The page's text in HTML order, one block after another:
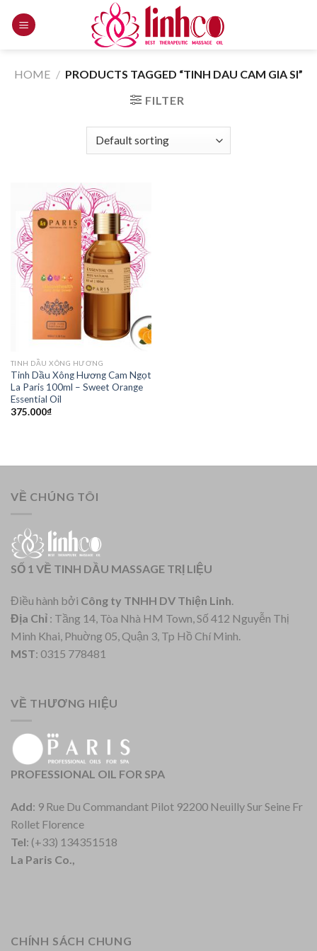
HOME / PRODUCTS TAGGED “TINH DAU CAM GIA SI”
FILTER
TINH DẦU XÔNG HƯƠNG
Tinh Dầu Xông Hương Cam Ngọt
La Paris 100ml – Sweet Orange
Essential Oil
375.000₫
VỀ CHÚNG TÔI
SỐ 1 VỀ TINH DẦU MASSAGE TRỊ LIỆU
Điều hành bởi Công ty TNHH DV Thiện Linh.
Địa Chỉ : Tầng 14, Tòa Nhà HM Town, Số 412 Nguyễn Thị
Minh Khai, Phuờng 05, Quận 3, Tp Hồ Chí Minh.
MST: 0315 778481
VỀ THƯƠNG HIỆU
PROFESSIONAL OIL FOR SPA
Add: 9 Rue Du Commandant Pilot 92200 Neuilly Sur Seine Fr
Rollet Florence
Tel: (+33) 134351518
La Paris Co.,
CHÍNH SÁCH CHUNG